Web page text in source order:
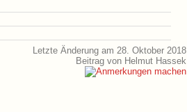
Letzte Änderung am 28. Oktober 2018
Beitrag von Helmut Hassek